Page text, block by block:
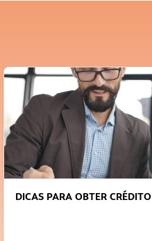
DICAS PARA OBTER CRÉDITO